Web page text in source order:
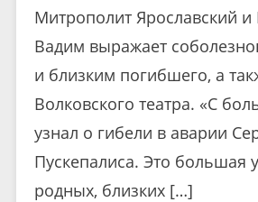
Митрополит Ярославский и
Вадим выражает
и близким погибшего, а
Волковского театра. «С
узнал о гибели в аварии
Пускепалиса. Это большая
родных, близких […]